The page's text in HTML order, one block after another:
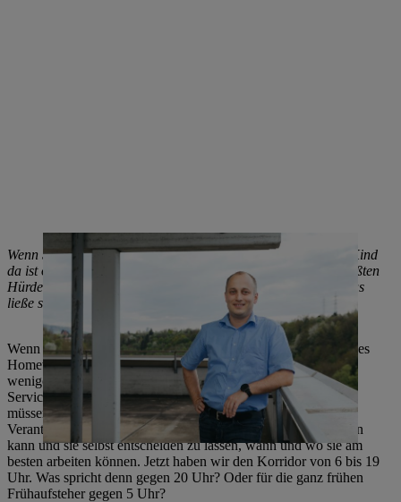
Wenn Sie an später denken, wenn vielleicht noch ein zweites Kind
da ist oder Ihre Frau voll arbeiten will – wo sehen Sie die größten
Hürden bei der Vereinbarkeit von Beruf und Familie? Und was
ließe sich verbessern?
Wenn ich mir etwas wünschen könnte, wäre das der Ausbau des
Homeworkings mit noch mehr Flexibilität. Das geht natürlich
weniger bei den produktionsnahen Bereichen oder den
Servicebereichen, die für andere zu bestimmten Zeiten da sein
müssen. Aber es gibt genügend Bereiche, in denen man die
Verantwortung und Freiheit der Mitarbeiter noch weiter stärken
kann und sie selbst entscheiden zu lassen, wann und wo sie am
besten arbeiten können. Jetzt haben wir den Korridor von 6 bis 19
Uhr. Was spricht denn gegen 20 Uhr? Oder für die ganz frühen
Frühaufsteher gegen 5 Uhr?